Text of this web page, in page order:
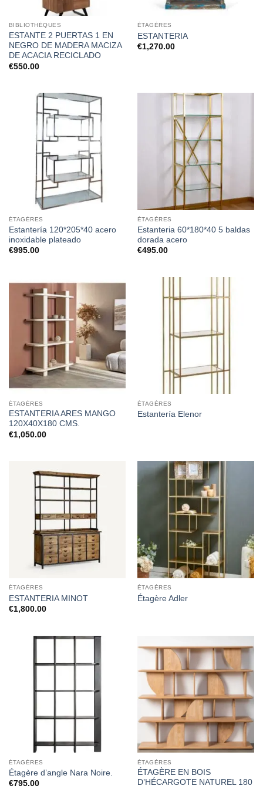
BIBLIOTHÈQUES
ESTANTE 2 PUERTAS 1 EN
NEGRO DE MADERA MACIZA
DE ACACIA RECICLADO
€550.00
ÉTAGÈRES
ESTANTERIA
€1,270.00
ÉTAGÈRES
Estantería 120*205*40 acero
inoxidable plateado
€995.00
ÉTAGÈRES
Estanteria 60*180*40 5 baldas
dorada acero
€495.00
ÉTAGÈRES
ESTANTERIA ARES MANGO
120X40X180 CMS.
€1,050.00
ÉTAGÈRES
Estantería Elenor
ÉTAGÈRES
ESTANTERIA MINOT
€1,800.00
ÉTAGÈRES
Étagère Adler
ÉTAGÈRES
Étagère d’angle Nara Noire.
€795.00
ÉTAGÈRES
ÉTAGÈRE EN BOIS
D’HÉCARGOTE NATUREL 180